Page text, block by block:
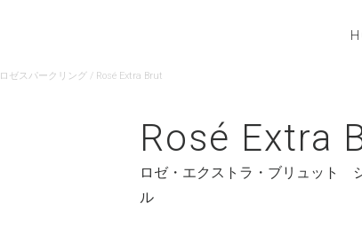
ロゼスパークリング/ Rosé Extra Brut
Rosé Extra
ロゼ・エクストラ・ブリュット
ル